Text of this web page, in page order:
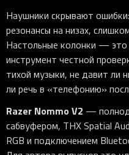
Наушники скрывают
резонансы на низах,
Настольные колонки — это
инструмент честной
тихой музыки, не давит ли
ли речь в «телефонию»
Razer Nommo V2 —
сабвуфером, THX Spatial
RGB и подключением